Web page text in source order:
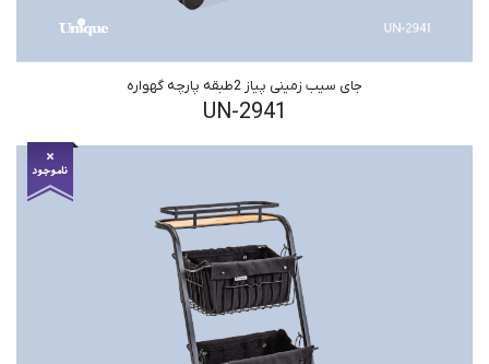
جای سیب زمینی پیاز 2طبقه پارچه گهواره
UN-2941